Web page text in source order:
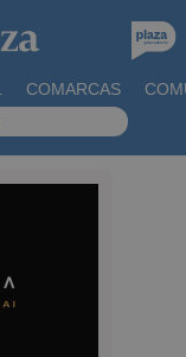
COMARCAS